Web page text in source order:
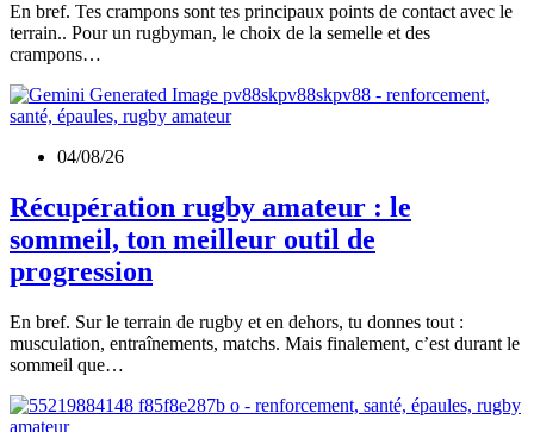
En bref. Tes crampons sont tes principaux points de contact avec le
terrain.. Pour un rugbyman, le choix de la semelle et des
crampons…
04/08/26
Récupération rugby amateur : le
sommeil, ton meilleur outil de
progression
En bref. Sur le terrain de rugby et en dehors, tu donnes tout :
musculation, entraînements, matchs. Mais finalement, c’est durant le
sommeil que…